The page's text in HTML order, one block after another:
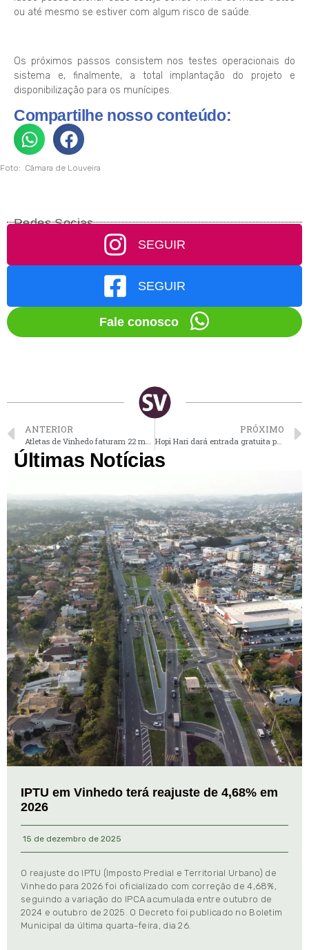
ou até mesmo se estiver com algum risco de saúde.
Os próximos passos consistem nos testes operacionais do
sistema e, finalmente, a total implantação do projeto e
disponibilização para os munícipes.
Compartilhe nosso conteúdo:
Foto: Câmara de Louveira
Redes Socias
SEGUIR
SEGUIR
Fale conosco
ANTERIOR PRÓXIMO
Hopi Hari dará entrada gratuita para crianças de até 12 anos durante as férias escolares
Últimas Notícias
IPTU em Vinhedo terá reajuste de 4,68% em
2026
15 de dezembro de 2025
O reajuste do IPTU (Imposto Predial e Territorial Urbano) de
Vinhedo para 2026 foi oficializado com correção de 4,68%,
seguindo a variação do IPCA acumulada entre outubro de
2024 e outubro de 2025. O Decreto foi publicado no Boletim
Municipal da última quarta-feira, dia 26.